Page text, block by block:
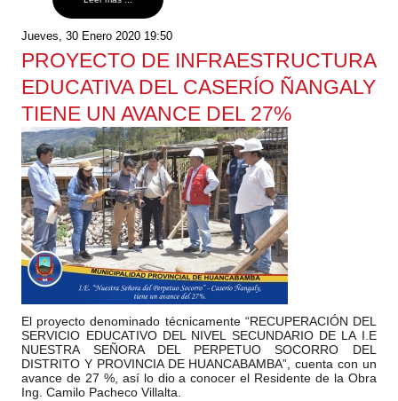
Jueves, 30 Enero 2020 19:50
PROYECTO DE INFRAESTRUCTURA
EDUCATIVA DEL CASERÍO ÑANGALY
TIENE UN AVANCE DEL 27%
El proyecto denominado técnicamente “RECUPERACIÓN DEL
SERVICIO EDUCATIVO DEL NIVEL SECUNDARIO DE LA I.E
NUESTRA SEÑORA DEL PERPETUO SOCORRO DEL
DISTRITO Y PROVINCIA DE HUANCABAMBA”, cuenta con un
avance de 27 %, así lo dio a conocer el Residente de la Obra
Ing. Camilo Pacheco Villalta.